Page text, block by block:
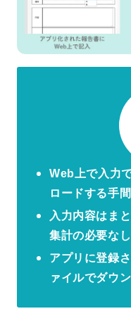
Web上で入力
ロードする手
入力内容はま
集計の必要なし
アプリに登録
ァイルでダウ